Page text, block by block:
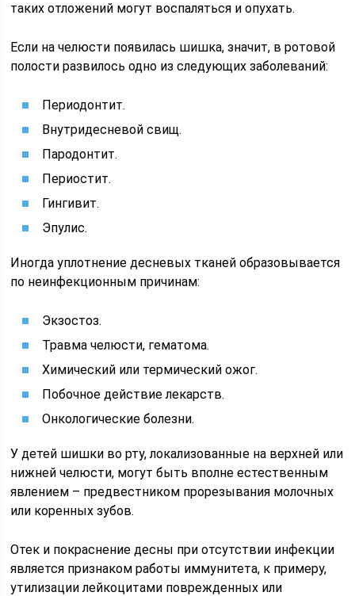
таких отложений могут воспаляться и опухать.
Если на челюсти появилась шишка, значит, в ротовой
полости развилось одно из следующих заболеваний:
Периодонтит.
Внутридесневой свищ.
Пародонтит.
Периостит.
Гингивит.
Эпулис.
Иногда уплотнение десневых тканей образовывается
по неинфекционным причинам:
Экзостоз.
Травма челюсти, гематома.
Химический или термический ожог.
Побочное действие лекарств.
Онкологические болезни.
У детей шишки во рту, локализованные на верхней или
нижней челюсти, могут быть вполне естественным
явлением – предвестником прорезывания молочных
или коренных зубов.
Отек и покраснение десны при отсутствии инфекции
является признаком работы иммунитета, к примеру,
утилизации лейкоцитами поврежденных или